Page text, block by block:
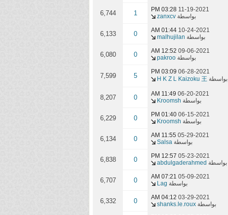
11-19-2021
03:28 PM
بواسطة zanxcv
1
6,744
10-24-2021
01:44 AM
بواسطة malhujilan
0
6,133
09-06-2021
12:52 AM
بواسطة pakroo
0
6,080
06-28-2021
03:09 PM
بواسطة H K Z L Kaizoku 王
5
7,599
06-20-2021
11:49 AM
بواسطة Kroomsh
0
8,207
06-15-2021
01:40 PM
بواسطة Kroomsh
0
6,229
05-29-2021
11:55 AM
بواسطة Salsa
0
6,134
05-23-2021
12:57 PM
بواسطة abdulgaderahmed
0
6,838
05-09-2021
07:21 AM
بواسطة Lag
0
6,707
03-29-2021
04:12 AM
بواسطة shanks.le.roux
0
6,332